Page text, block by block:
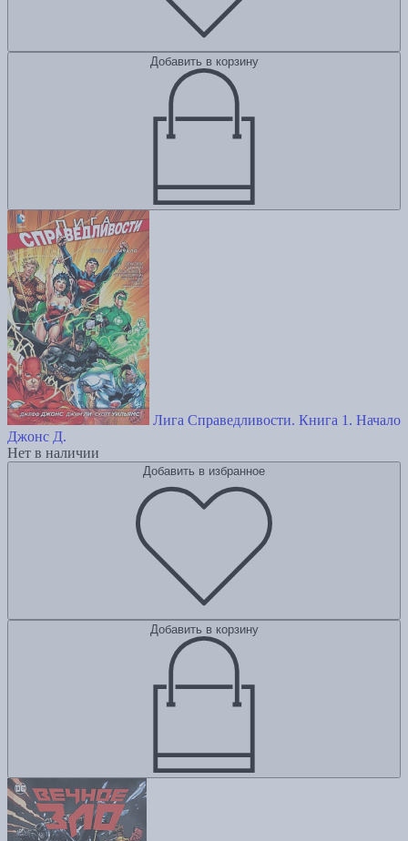
Добавить в корзину
Лига Справедливости. Книга 1. Начало
Джонс Д.
Нет в наличии
Добавить в избранное
Добавить в корзину